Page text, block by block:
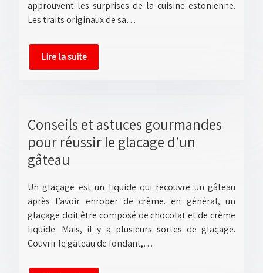
approuvent les surprises de la cuisine estonienne.
Les traits originaux de sa…
Lire la suite
Conseils et astuces gourmandes
pour réussir le glacage d’un
gâteau
Un glaçage est un liquide qui recouvre un gâteau
après l’avoir enrober de crème. en général, un
glaçage doit être composé de chocolat et de crème
liquide. Mais, il y a plusieurs sortes de glaçage.
Couvrir le gâteau de fondant,…